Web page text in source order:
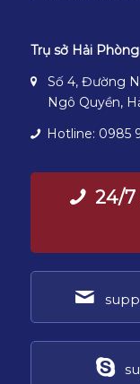
Trụ sở Hải
Số 4, Đường
Ngô Quyền,
Hotline: 0985
24/7